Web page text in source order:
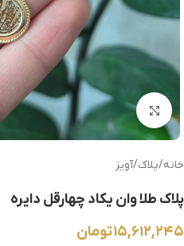
بزرگنمایی تصویر
خانه/پلاک/آویز
پلاک طلا وان یکاد چهارقل دایره
۱۵,۶۱۲,۲۴۵تومان